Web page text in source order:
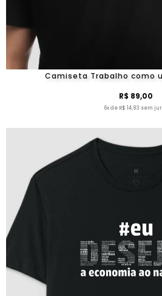
Camiseta Trabalho como
R$ 89,00
6x de R$ 14,83 sem